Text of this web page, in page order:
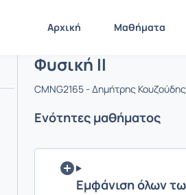
Αρχική Μαθήματα
Αρχική Σελίδα Φυσική ΙΙ
Μάθημα : Φυσική ΙΙ
Κωδικός : CMNG2165
Φυσική ΙΙ
CMNG2165 - Δημήτρης Κουζούδης
Ενότητες μαθήματος
Εμφάνιση όλων